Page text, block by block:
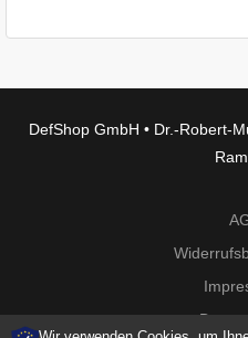
DefShop GmbH • Dr.-Robert-